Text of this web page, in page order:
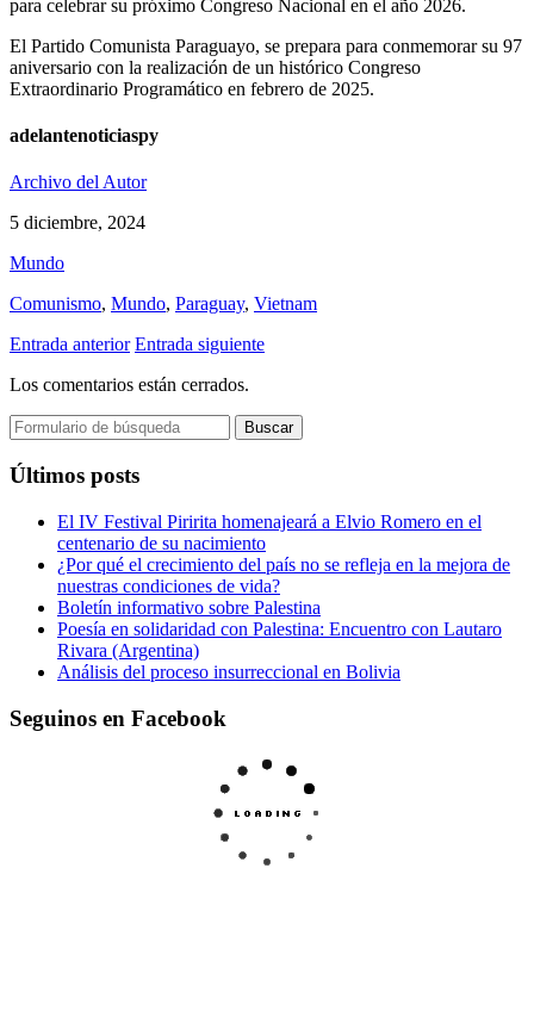
para celebrar su próximo Congreso Nacional en el año 2026.
El Partido Comunista Paraguayo, se prepara para conmemorar su 97
aniversario con la realización de un histórico Congreso
Extraordinario Programático en febrero de 2025.
adelantenoticiaspy
Archivo del Autor
5 diciembre, 2024
Mundo
Comunismo, Mundo, Paraguay, Vietnam
Entrada anterior Entrada siguiente
Los comentarios están cerrados.
Buscar:
Últimos posts
El IV Festival Piririta homenajeará a Elvio Romero en el
centenario de su nacimiento
¿Por qué el crecimiento del país no se refleja en la mejora de
nuestras condiciones de vida?
Boletín informativo sobre Palestina
Poesía en solidaridad con Palestina: Encuentro con Lautaro
Rivara (Argentina)
Análisis del proceso insurreccional en Bolivia
Seguinos en Facebook